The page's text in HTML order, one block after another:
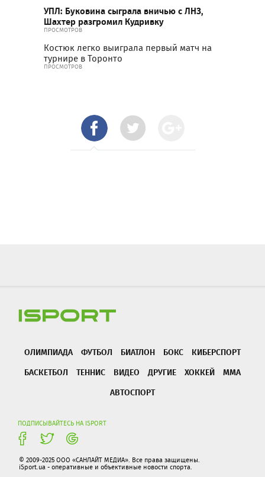
УПЛ: Буковина сыграла вничью с ЛНЗ,
Шахтер разгромил Кудривку
ПРОСМОТРОВ
Костюк легко выиграла первый матч на
турнире в Торонто
ПРОСМОТРОВ
ОЛИМПИАДА ФУТБОЛ БИАТЛОН БОКС
КИБЕРСПОРТ
БАСКЕТБОЛ
ТЕННИС ВИДЕО ДРУГИЕ ХОККЕЙ
ММА
АВТОСПОРТ
ПОДПИСЫВАЙТЕСЬ НА ISPORT
© 2009-2025 ООО «САНЛАЙТ МЕДИА». Все права защищены.
iSport.ua - оперативные и объективные новости спорта.